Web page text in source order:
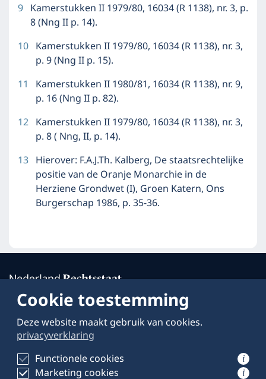
9 Kamerstukken II 1979/80, 16034 (R 1138), nr. 3, p.
8 (Nng II p. 14).
10 Kamerstukken II 1979/80, 16034 (R 1138), nr. 3,
p. 9 (Nng II p. 15).
11
Kamerstukken II 1980/81, 16034 (R 1138), nr. 9,
p. 16 (Nng II p. 82).
12 Kamerstukken II 1979/80, 16034 (R 1138), nr. 3,
p. 8 ( Nng, II, p. 14).
13 Hierover: F.A.J.Th. Kalberg, De staatsrechtelijke
positie van de Oranje Monarchie in de
Herziene Grondwet (I), Groen Katern, Ons
Burgerschap 1986, p. 35-36.
Over deze website
Privacyverklaring
Cookie toestemming
Deze website maakt gebruik van cookies.
privacyverklaring
Functionele cookies
i
Marketing cookies i